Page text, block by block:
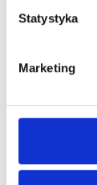
Statystyka
Marketing